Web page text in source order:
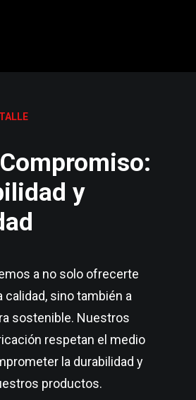
y
a no solo ofrecerte
sino también a
sostenible. Nuestros
respetan el medio
la durabilidad y
productos.